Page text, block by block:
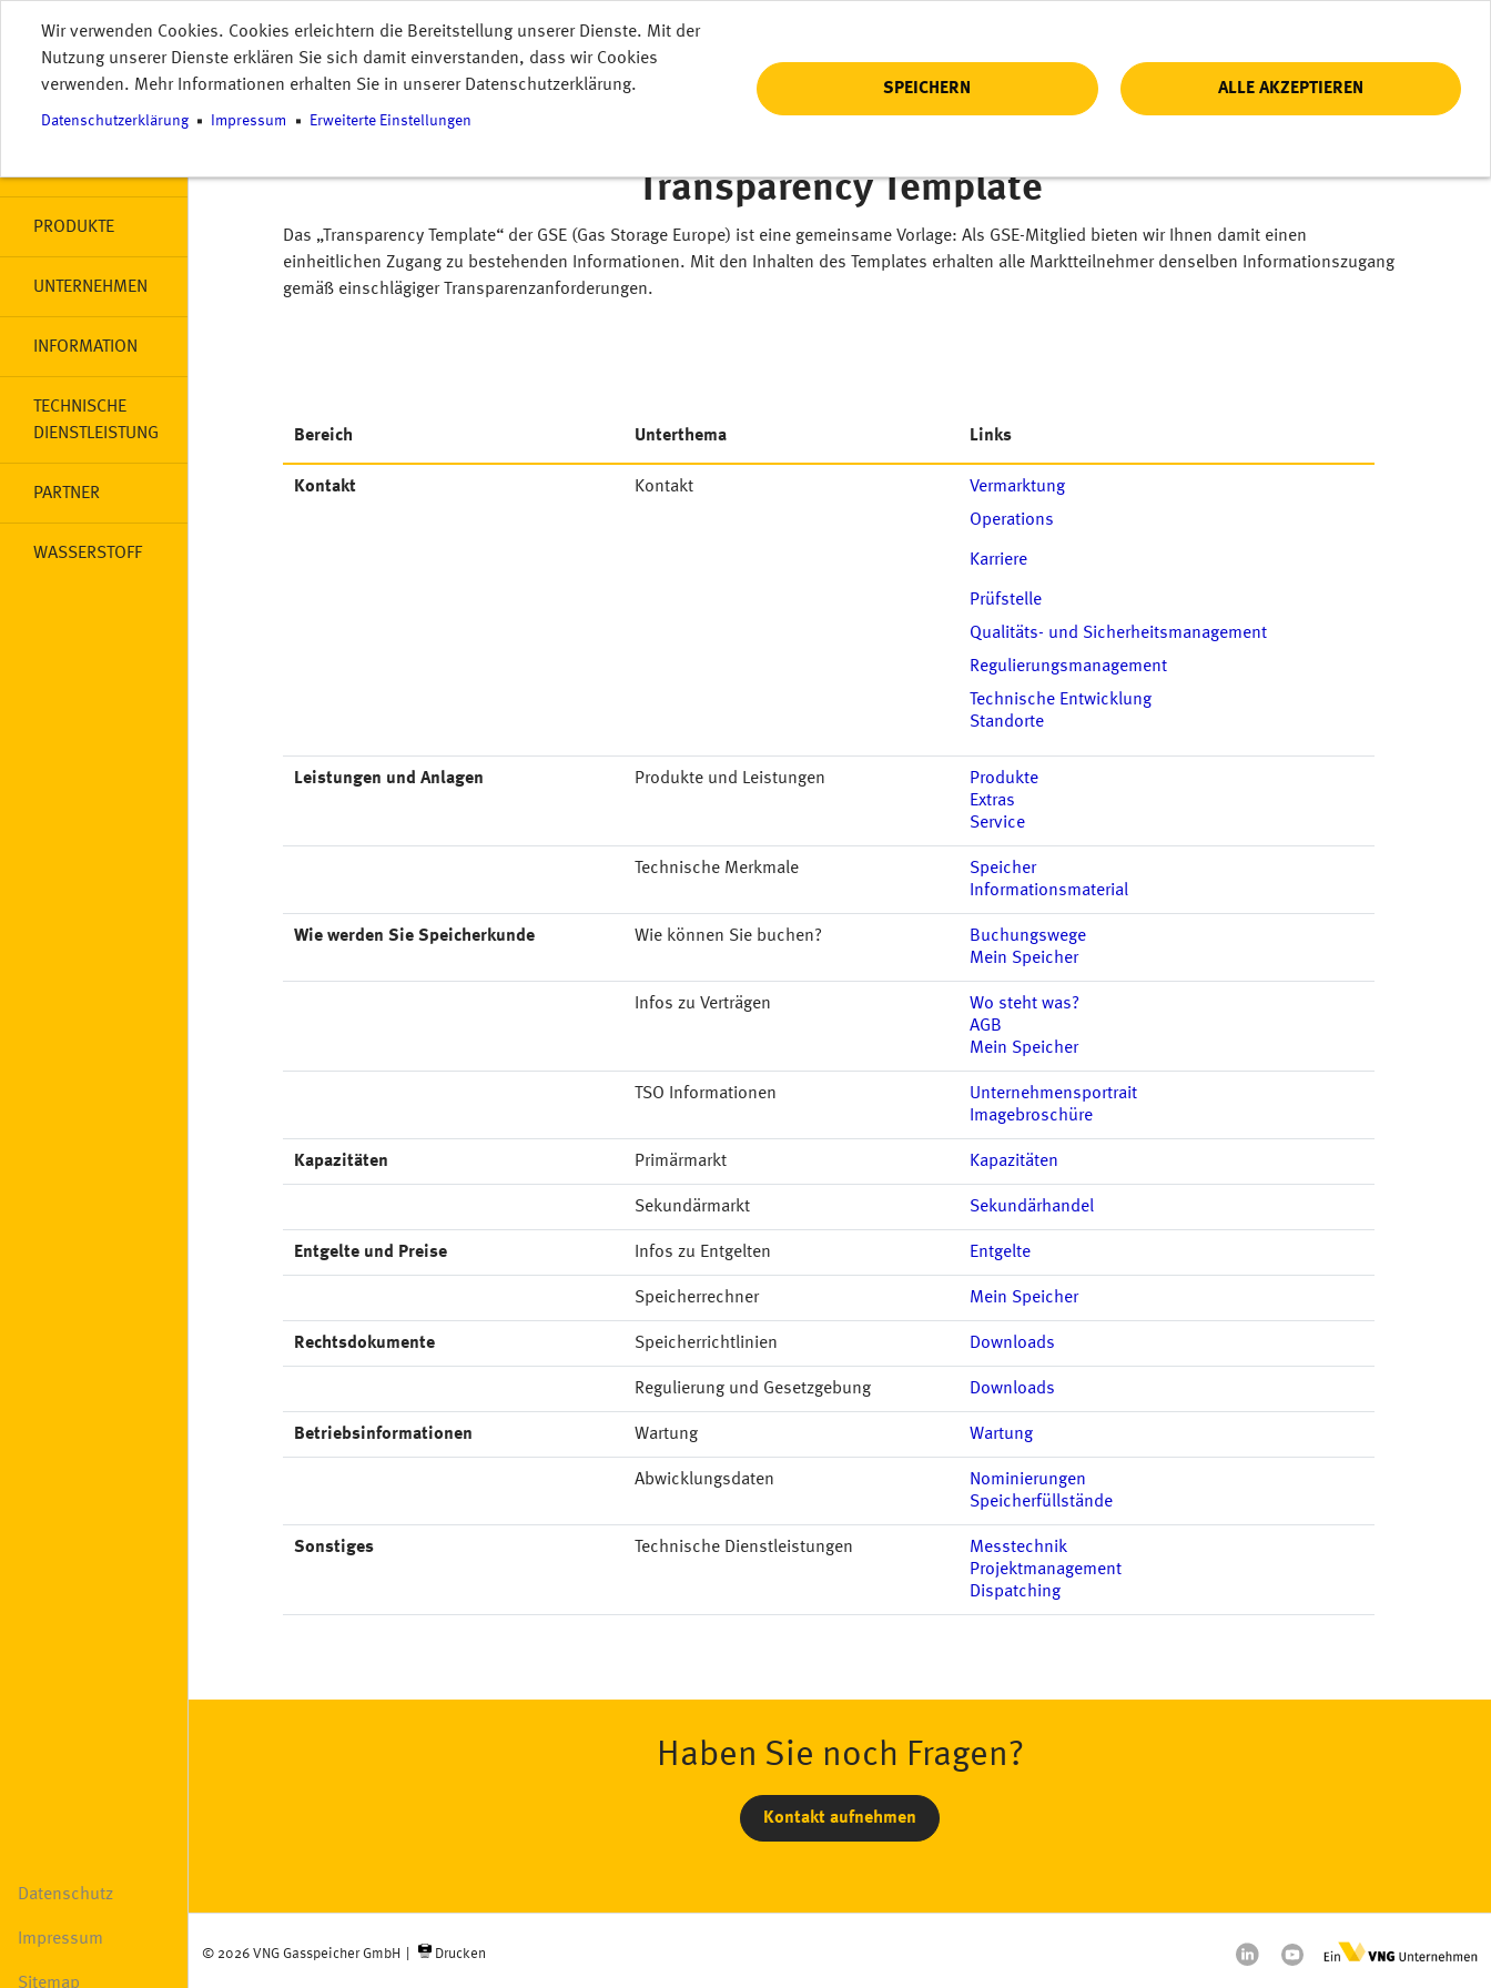
MENU
Main navigation
PRODUKTE
UNTERNEHMEN
INFORMATION
TECHNISCHE
DIENSTLEISTUNG
PARTNER
WASSERSTOFF
Fußzeile
Datenschutz
Impressum
Sitemap
EN
Wir verwenden Cookies. Cookies erleichtern die Bereitstellung unserer Dienste. Mit der
Nutzung unserer Dienste erklären Sie sich damit einverstanden, dass wir Cookies
verwenden. Mehr Informationen erhalten Sie in unserer Datenschutzerklärung.
Datenschutzerklärung Impressum Erweiterte Einstellungen
SPEICHERN ALLE AKZEPTIEREN
Transparency Template
Das „Transparency Template“ der GSE (Gas Storage Europe) ist eine gemeinsame Vorlage: Als GSE-Mitglied bieten wir Ihnen damit einen
einheitlichen Zugang zu bestehenden Informationen. Mit den Inhalten des Templates erhalten alle Marktteilnehmer denselben Informationszugang
gemäß einschlägiger Transparenzanforderungen.
Bereich Unterthema Links
Kontakt Kontakt
Vermarktung
Operations
Karriere
Prüfstelle
Qualitäts- und Sicherheitsmanagement
Regulierungsmanagement
Technische Entwicklung
Standorte
Leistungen und Anlagen Produkte und Leistungen
Produkte
Extras
Service
Technische Merkmale
Speicher
Informationsmaterial
Wie werden Sie Speicherkunde Wie können Sie buchen?
Buchungswege
Mein Speicher
Infos zu Verträgen
Wo steht was?
AGB
Mein Speicher
TSO Informationen
Unternehmensportrait
Imagebroschüre
Kapazitäten Primärmarkt Kapazitäten
Sekundärmarkt Sekundärhandel
Entgelte und Preise Infos zu Entgelten Entgelte
Speicherrechner Mein Speicher
Rechtsdokumente Speicherrichtlinien Downloads
Regulierung und Gesetzgebung Downloads
Betriebsinformationen Wartung Wartung
Abwicklungsdaten
Nominierungen
Speicherfüllstände
Sonstiges Technische Dienstleistungen
Messtechnik
Projektmanagement
Dispatching
Haben Sie noch Fragen?
Kontakt aufnehmen
© 2026 VNG Gasspeicher GmbH Drucken